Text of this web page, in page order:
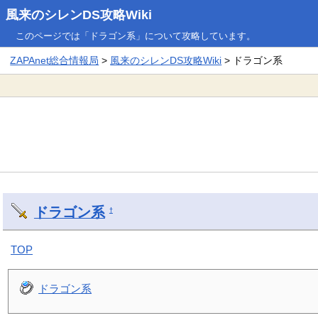
風来のシレンDS攻略Wiki
このページでは「ドラゴン系」について攻略しています。
ZAPAnet総合情報局 > 風来のシレンDS攻略Wiki > ドラゴン系
ドラゴン系 †
TOP
ドラゴン系